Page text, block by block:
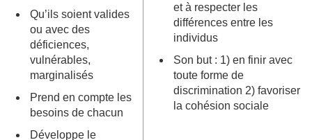
Qu’ils soient valides
ou avec des
déficiences,
vulnérables,
marginalisés
Prend en compte les
besoins de chacun
Développe le
et à respecter les
différences entre les
individus
Son but : 1) en finir avec
toute forme de
discrimination 2) favoriser
la cohésion sociale